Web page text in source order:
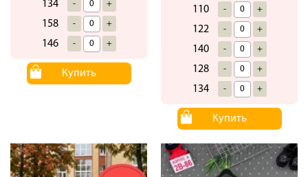
134 - +
158 - +
146 - +
Купить
110 - +
122 - +
140 - +
128 - +
134 - +
Купить